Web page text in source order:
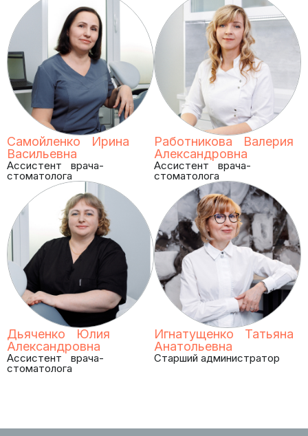
Самойленко Ирина
Васильевна
Ассистент врача-
стоматолога
Работникова Валерия
Александровна
Ассистент врача-
стоматолога
Дьяченко Юлия
Александровна
Ассистент врача-
стоматолога
Игнатущенко Татьяна
Анатольевна
Старший администратор